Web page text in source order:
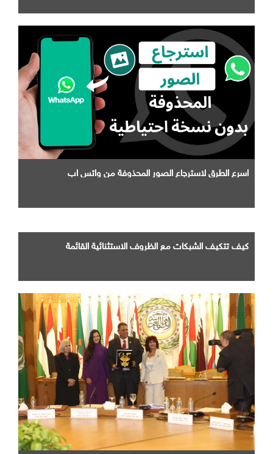
اسرع الطرق لاسترجاع الصور المحذوفة من واتس اب
كيف تتكيف الشبكات مع الظروف الاستثنائية القائمة